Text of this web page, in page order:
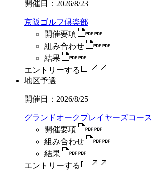
開催日： 2026/8/23
京阪ゴルフ倶楽部
開催要項
組み合わせ
結果
エントリーする
地区予選
開催日： 2026/8/25
グランドオークプレイヤーズコース
開催要項
組み合わせ
結果
エントリーする